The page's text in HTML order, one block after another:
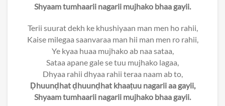
Shyaam tumhaarii nagarii mujhako bhaa gayii.
Terii suurat dekh ke khushiyaan man men ho rahii,
Kaise milegaa saanvaraa man hii man men ro rahii,
Ye kyaa huaa mujhako ab naa sataa,
Sataa apane gale se tuu mujhako lagaa,
Dhyaa rahii dhyaa rahii teraa naam ab to,
Ḍhuunḍhat ḍhuunḍhat khaaṭuu nagarii aa gayii,
Shyaam tumhaarii nagarii mujhako bhaa gayii.